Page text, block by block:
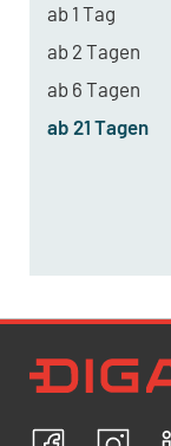
ab 1 Tag
ab 2 Tagen
ab 6 Tagen
ab 21 Tagen
Facebook
Ich bestätige,